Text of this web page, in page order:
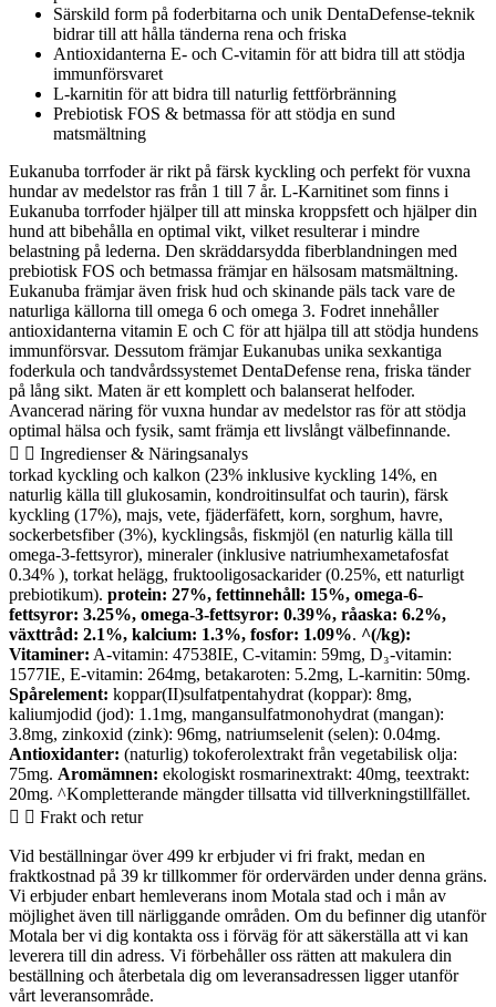
Särskild form på foderbitarna och unik DentaDefense-teknik
bidrar till att hålla tänderna rena och friska
Antioxidanterna E- och C-vitamin för att bidra till att stödja
immunförsvaret
L-karnitin för att bidra till naturlig fettförbränning
Prebiotisk FOS & betmassa för att stödja en sund
matsmältning
Eukanuba torrfoder är rikt på färsk kyckling och perfekt för vuxna
hundar av medelstor ras från 1 till 7 år. L-Karnitinet som finns i
Eukanuba torrfoder hjälper till att minska kroppsfett och hjälper din
hund att bibehålla en optimal vikt, vilket resulterar i mindre
belastning på lederna. Den skräddarsydda fiberblandningen med
prebiotisk FOS och betmassa främjar en hälsosam matsmältning.
Eukanuba främjar även frisk hud och skinande päls tack vare de
naturliga källorna till omega 6 och omega 3. Fodret innehåller
antioxidanterna vitamin E och C för att hjälpa till att stödja hundens
immunförsvar. Dessutom främjar Eukanubas unika sexkantiga
foderkula och tandvårdssystemet DentaDefense rena, friska tänder
på lång sikt. Maten är ett komplett och balanserat helfoder.
Avancerad näring för vuxna hundar av medelstor ras för att stödja
optimal hälsa och fysik, samt främja ett livslångt välbefinnande.
Ingredienser & Näringsanalys
torkad kyckling och kalkon (23% inklusive kyckling 14%, en
naturlig källa till glukosamin, kondroitinsulfat och taurin), färsk
kyckling (17%), majs, vete, fjäderfäfett, korn, sorghum, havre,
sockerbetsfiber (3%), kycklingsås, fiskmjöl (en naturlig källa till
omega-3-fettsyror), mineraler (inklusive natriumhexametafosfat
0.34% ), torkat helägg, fruktooligosackarider (0.25%, ett naturligt
prebiotikum). protein: 27%, fettinnehåll: 15%, omega-6-
fettsyror: 3.25%, omega-3-fettsyror: 0.39%, råaska: 6.2%,
växttråd: 2.1%, kalcium: 1.3%, fosfor: 1.09%. ^(/kg):
Vitaminer: A-vitamin: 47538IE, C-vitamin: 59mg, D₃-vitamin:
1577IE, E-vitamin: 264mg, betakaroten: 5.2mg, L-karnitin: 50mg.
Spårelement: koppar(II)sulfatpentahydrat (koppar): 8mg,
kaliumjodid (jod): 1.1mg, mangansulfatmonohydrat (mangan):
3.8mg, zinkoxid (zink): 96mg, natriumselenit (selen): 0.04mg.
Antioxidanter: (naturlig) tokoferolextrakt från vegetabilisk olja:
75mg. Aromämnen: ekologiskt rosmarinextrakt: 40mg, teextrakt:
20mg. ^Kompletterande mängder tillsatta vid tillverkningstillfället.
Frakt och retur
Vid beställningar över 499 kr erbjuder vi fri frakt, medan en
fraktkostnad på 39 kr tillkommer för ordervärden under denna gräns.
Vi erbjuder enbart hemleverans inom Motala stad och i mån av
möjlighet även till närliggande områden. Om du befinner dig utanför
Motala ber vi dig kontakta oss i förväg för att säkerställa att vi kan
leverera till din adress. Vi förbehåller oss rätten att makulera din
beställning och återbetala dig om leveransadressen ligger utanför
vårt leveransområde.